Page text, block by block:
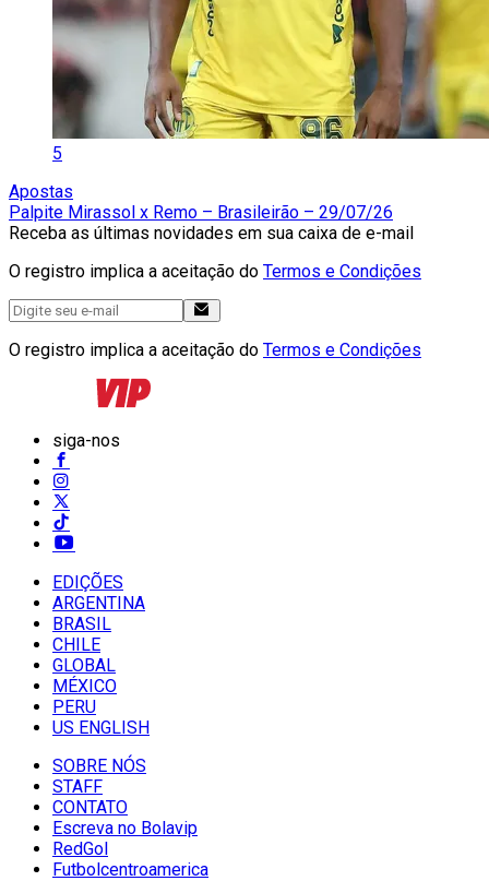
5
Apostas
Palpite Mirassol x Remo – Brasileirão – 29/07/26
Receba as últimas novidades em sua caixa de e-mail
O registro implica a aceitação do Termos e Condições
O registro implica a aceitação do Termos e Condições
siga-nos
EDIÇÕES
ARGENTINA
BRASIL
CHILE
GLOBAL
MÉXICO
PERU
US ENGLISH
SOBRE NÓS
STAFF
CONTATO
Escreva no Bolavip
RedGol
Futbolcentroamerica